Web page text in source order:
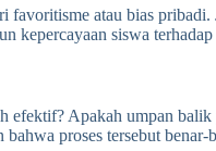
atau bias
kepercayaan siswa terhadap
Apakah umpan
proses tersebut benar-